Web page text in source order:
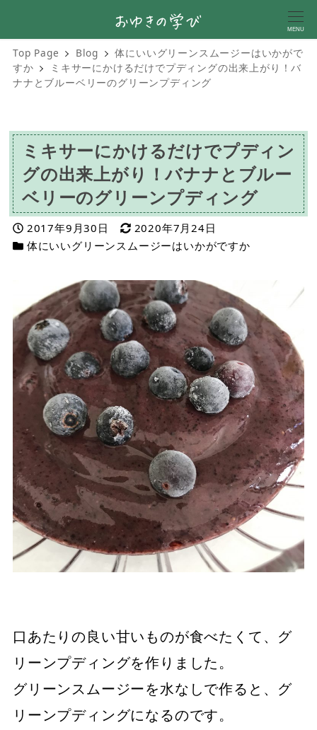
MENU
Top Page Blog
体にいいグリーンスムージーはいかがで
すか
ミキサーにかけるだけでプディングの出来上がり！バ
ナナとブルーベリーのグリーンプディング
ミキサーにかけるだけでプディン
グの出来上がり！バナナとブルー
ベリーのグリーンプディング
投稿日
2017年9月30日 更新日
2020年7月24日
カテゴリー
体にいいグリーンスムージーはいかがですか
口あたりの良い甘いものが食べたくて、グ
リーンプディングを作りました。
グリーンスムージーを水なしで作ると、グ
リーンプディングになるのです。